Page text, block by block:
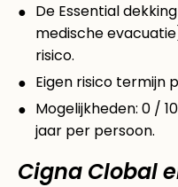
De Essential
medische
risico.
Eigen risico termijn
Mogelijkheden: 0 /
jaar per persoon.
Cigna Clobal